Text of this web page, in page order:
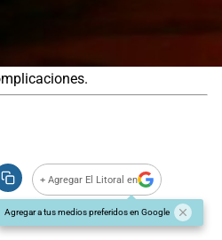
+ Agregar El Litoral en
Agregar a tus medios preferidos en Google